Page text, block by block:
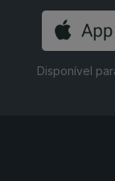
Disponível